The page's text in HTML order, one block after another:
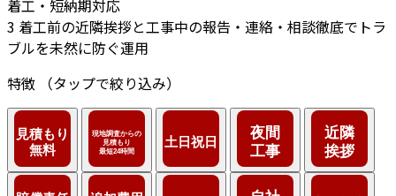
着工・短納期対応
3 着工前の近隣挨拶と工事中の報告・連絡・相談徹底でトラ
ブルを未然に防ぐ運用
特徴
（タップで絞り込み）